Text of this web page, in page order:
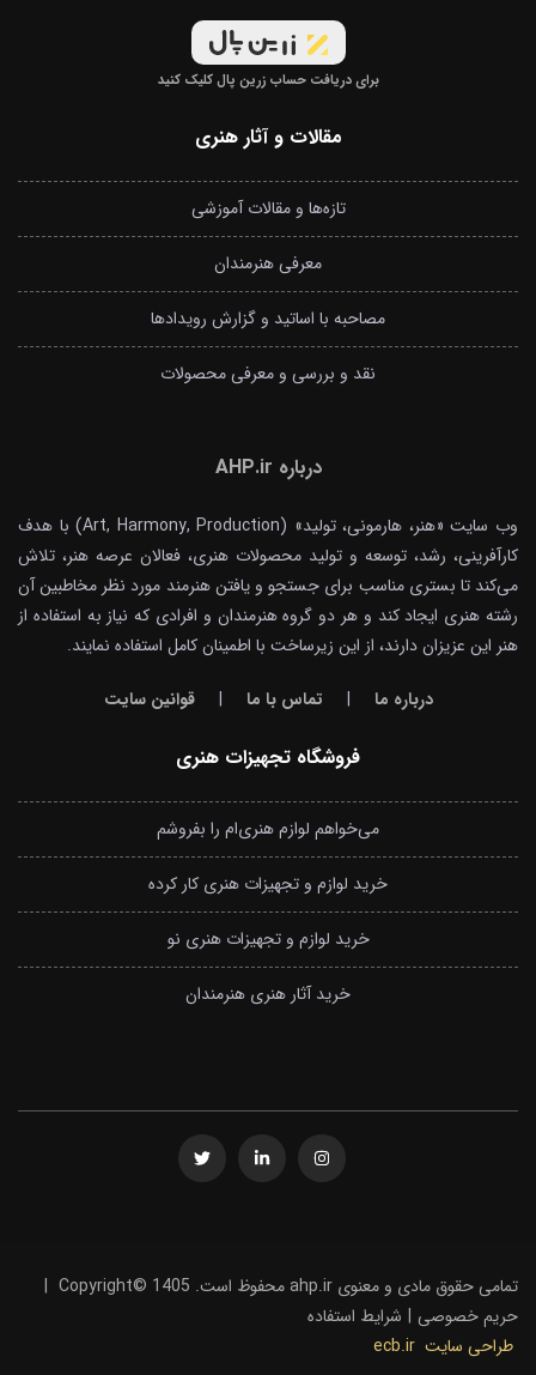
برای دریافت حساب زرین پال کلیک کنید
مقالات و آثار هنری
تازه‌ها و مقالات آموزشی
معرفی هنرمندان
مصاحبه با اساتید و گزارش رویدادها
نقد و بررسی و معرفی محصولات
درباره AHP.ir
وب سایت «هنر، هارمونی، تولید» (Art, Harmony, Production) با هدف
کارآفرینی، رشد، توسعه و تولید محصولات هنری، فعالان عرصه هنر، تلاش
می‌کند تا بستری مناسب برای جستجو و یافتن هنرمند مورد نظر مخاطبین آن
رشته هنری ایجاد کند و هر دو گروه هنرمندان و افرادی که نیاز به استفاده از
هنر این عزیزان دارند، از این زیرساخت با اطمینان کامل استفاده نمایند.
درباره ما | تماس با ما |قوانین سایت
فروشگاه تجهیزات هنری
می‌خواهم لوازم هنری‌ام را بفروشم
خرید لوازم و تجهیزات هنری کار کرده
خرید لوازم و تجهیزات هنری نو
خرید آثار هنری هنرمندان
تمامی حقوق مادی و معنوی ahp.ir محفوظ است. Copyright© 1405
|
حریم خصوصی | شرایط استفاده
طراحی سایت ecb.ir